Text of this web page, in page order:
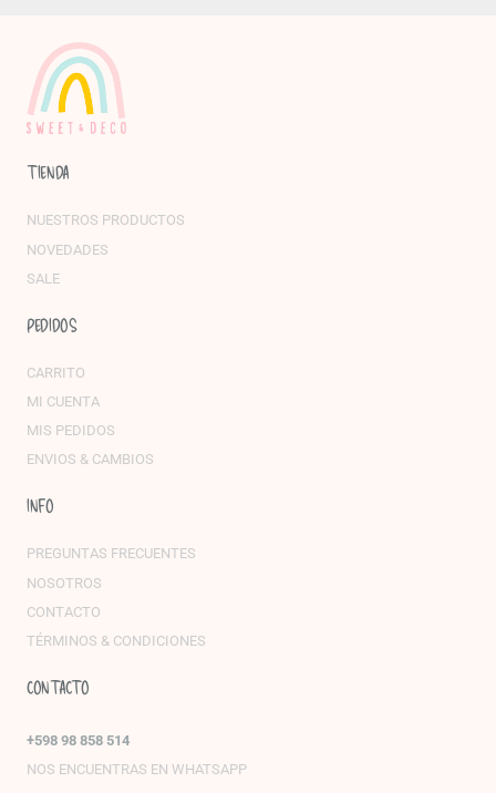
TIENDA
NUESTROS PRODUCTOS
NOVEDADES
SALE
PEDIDOS
CARRITO
MI CUENTA
MIS PEDIDOS
ENVIOS & CAMBIOS
INFO
PREGUNTAS FRECUENTES
NOSOTROS
CONTACTO
TÉRMINOS & CONDICIONES
CONTACTO
+598 98 858 514
NOS ENCUENTRAS EN WHATSAPP